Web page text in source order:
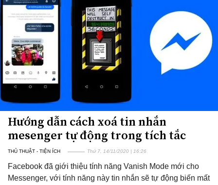
Hướng dẫn cách xoá tin nhắn
mesenger tự động trong tích tắc
THỦ THUẬT - TIỆN ÍCH Thứ 7, 14/11/2020 | 16:26
Facebook đã giới thiệu tính năng Vanish Mode mới cho
Messenger, với tính năng này tin nhắn sẽ tự động biến mất